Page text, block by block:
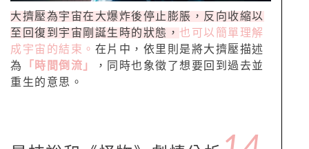
大擠壓為宇宙在大爆炸後停止膨脹，反向收縮以
至回復到宇宙剛誕生時的狀態， 也可以簡單理解
成宇宙的結束。 在片中，依里則是將大擠壓描述
為
「時間倒流」
，同時也象徵了想要回到過去並
重生的意思。